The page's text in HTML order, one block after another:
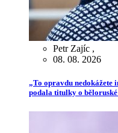
Petr Zajíc ,
08. 08. 2026
„To opravdu
podala titulky o